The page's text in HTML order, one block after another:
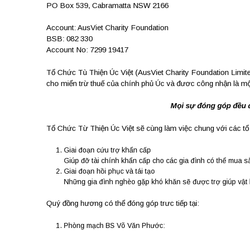
PO Box 539, Cabramatta NSW 2166
Account: AusViet Charity Foundation
BSB: 082 330
Account No: 7299 19417
Tổ Chức Tù Thiện Úc Việt (AusViet Charity Foundation
cho miển trừ thuế của chính phủ Úc và đươc công nhận là
Mọi sự đóng góp đều
Tổ Chức Từ Thiện Úc Việt sẽ cùng làm việc chung với các
Giai đoạn cứu trợ khẩn cấp
Giúp đỡ tài chính khẩn cấp cho các gia đình có thể mua
Giai đoạn hồi phục và tái tạo
Những gia đình nghèo gặp khó khăn sẽ được trợ giúp
Quý đồng hương có thể đóng góp trưc tiếp tại:
Phòng mạch BS Võ Văn Phước: